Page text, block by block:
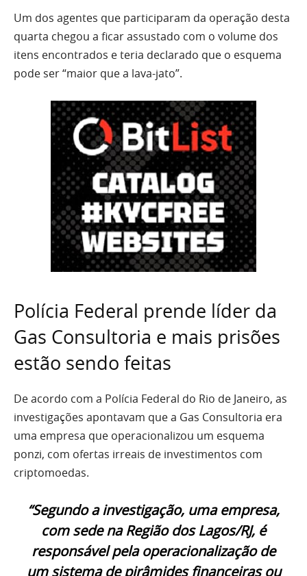
Um dos agentes que participaram da operação desta
quarta chegou a ficar assustado com o volume dos
itens encontrados e teria declarado que o esquema
pode ser “maior que a lava-jato”.
Polícia Federal prende líder da
Gas Consultoria e mais prisões
estão sendo feitas
De acordo com a Polícia Federal do Rio de Janeiro, as
investigações apontavam que a Gas Consultoria era
uma empresa que operacionalizou um esquema
ponzi, com ofertas irreais de investimentos com
criptomoedas.
“Segundo a investigação, uma empresa,
com sede na Região dos Lagos/RJ, é
responsável pela operacionalização de
um sistema de pirâmides financeiras ou